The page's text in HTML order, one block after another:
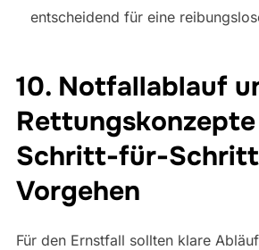
entscheidend für eine
10. Notfallablauf
Schritt-für-
Vorgehen
Für den Ernstfall sollten klare